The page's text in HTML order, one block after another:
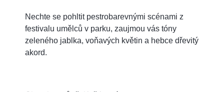
Nechte se pohltit pestrobarevnými scénami z
festivalu umělců v parku, zaujmou vás tóny
zeleného jablka, voňavých květin a hebce dřevitý
akord.